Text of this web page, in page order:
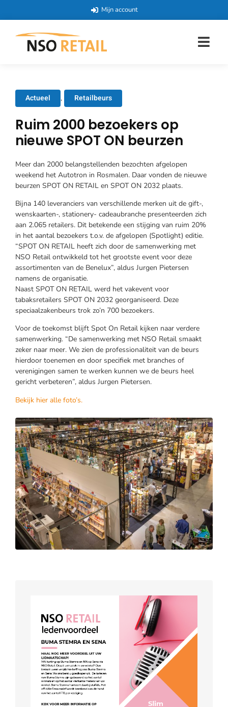
Mijn account
Actueel , Retailbeurs
Ruim 2000 bezoekers op
nieuwe SPOT ON beurzen
Meer dan 2000 belangstellenden bezochten afgelopen
weekend het Autotron in Rosmalen. Daar vonden de nieuwe
beurzen SPOT ON RETAIL en SPOT ON 2032 plaats.
Bijna 140 leveranciers van verschillende merken uit de gift-,
wenskaarten-, stationery- cadeaubranche presenteerden zich
aan 2.065 retailers. Dit betekende een stijging van ruim 20%
in het aantal bezoekers t.o.v. de afgelopen (Spotlight) editie.
“SPOT ON RETAIL heeft zich door de samenwerking met
NSO Retail ontwikkeld tot het grootste event voor deze
assortimenten van de Benelux”, aldus Jurgen Pietersen
namens de organisatie.
Naast SPOT ON RETAIL werd het vakevent voor
tabaksretailers SPOT ON 2032 georganiseerd. Deze
speciaalzakenbeurs trok zo’n 700 bezoekers.
Voor de toekomst blijft Spot On Retail kijken naar verdere
samenwerking. “De samenwerking met NSO Retail smaakt
zeker naar meer. We zien de professionaliteit van de beurs
hierdoor toenemen en door specifiek met branches of
verenigingen samen te werken kunnen we de beurs heel
gericht verbeteren”, aldus Jurgen Pietersen.
Bekijk hier alle foto’s.